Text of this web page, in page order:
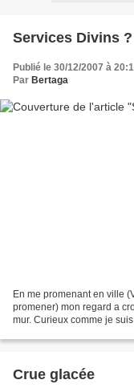
Services Divins ?
Publié le 30/12/2007 à
Par Bertaga
En me promenant en ville
promener) mon regard a
mur. Curieux comme je
Crue glacée